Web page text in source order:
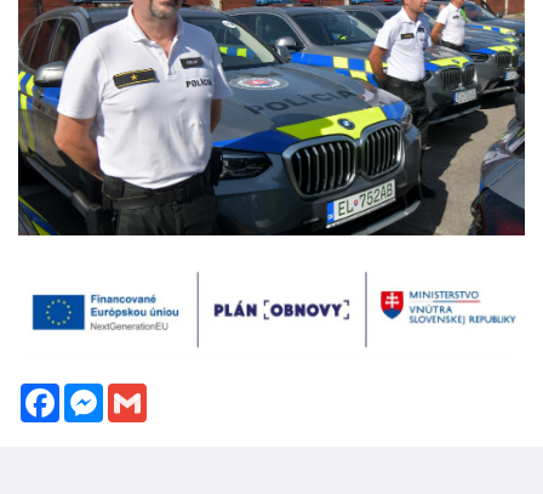
FacebookMessenger